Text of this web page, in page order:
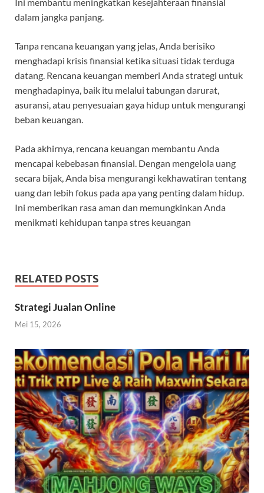
Ini membantu meningkatkan kesejahteraan finansial
dalam jangka panjang.
Tanpa rencana keuangan yang jelas, Anda berisiko
menghadapi krisis finansial ketika situasi tidak terduga
datang. Rencana keuangan memberi Anda strategi untuk
menghadapinya, baik itu melalui tabungan darurat,
asuransi, atau penyesuaian gaya hidup untuk mengurangi
beban keuangan.
Pada akhirnya, rencana keuangan membantu Anda
mencapai kebebasan finansial. Dengan mengelola uang
secara bijak, Anda bisa mengurangi kekhawatiran tentang
uang dan lebih fokus pada apa yang penting dalam hidup.
Ini memberikan rasa aman dan memungkinkan Anda
menikmati kehidupan tanpa stres keuangan
RELATED POSTS
Strategi Jualan Online
Mei 15, 2026